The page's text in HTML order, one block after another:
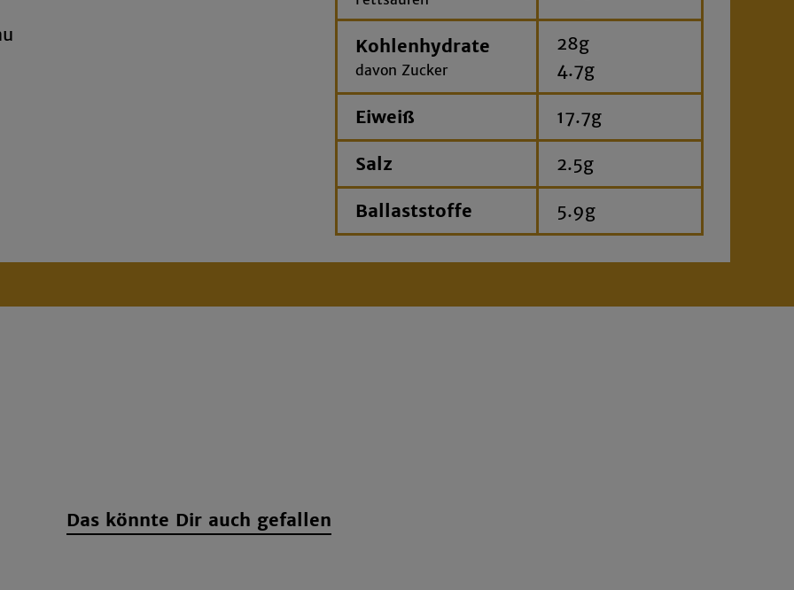
Kohlenhydrate
davon Zucker
28g
4.7g
Eiweiß 17.7g
Salz 2.5g
Ballaststoffe 5.9g
Das könnte Dir auch gefallen